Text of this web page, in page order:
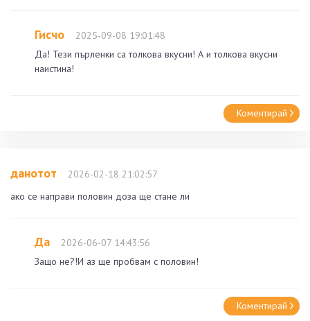
Гисчо
2025-09-08 19:01:48
Да! Тези пърленки са толкова вкусни! А и толкова вкусни
наистина!
Коментирай
данотот
2026-02-18 21:02:57
ако се направи половин доза ще стане ли
Да
2026-06-07 14:43:56
Защо не?!И аз ще пробвам с половин!
Коментирай